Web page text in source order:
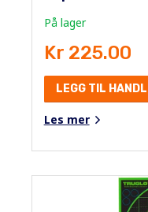
På lager
Kr 225.00
LEGG TIL
Les mer